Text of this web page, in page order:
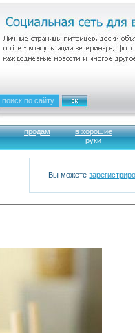
продам
в хорошие
руки
Вы можете